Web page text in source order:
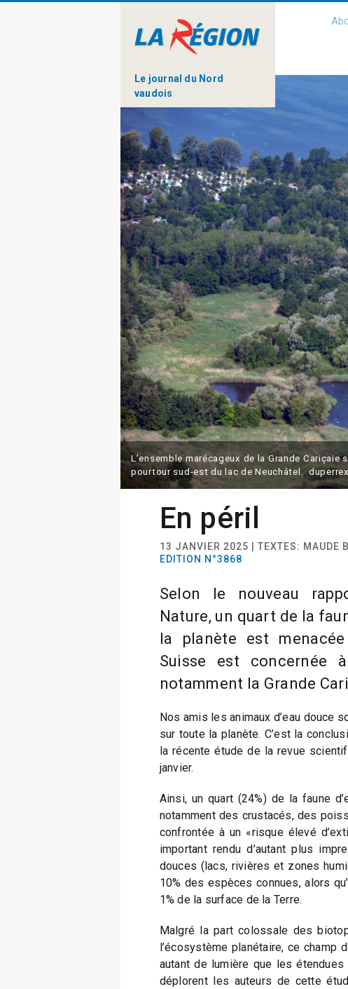
Le journal du Nord
vaudois
L’ensemble marécageux de la Grande
pourtour sud-est du lac de Neuchâtel.
En péril
13 JANVIER 2025 | TEXTES: MAUDE
EDITION N°3868
Selon le nouveau
Nature, un quart de la
la planète est
Suisse est concernée
notamment la Grande
Nos amis les animaux d’eau douce
sur toute la planète. C’est la
la récente étude de la revue
janvier.
Ainsi, un quart (24%) de la faune
notamment des crustacés, des
confrontée à un «risque élevé
important rendu d’autant plus
douces (lacs, rivières et zones
10% des espèces connues, alors
1% de la surface de la Terre.
Malgré la part colossale des
l’écosystème planétaire, ce champ
autant de lumière que les
déplorent les auteurs de cette